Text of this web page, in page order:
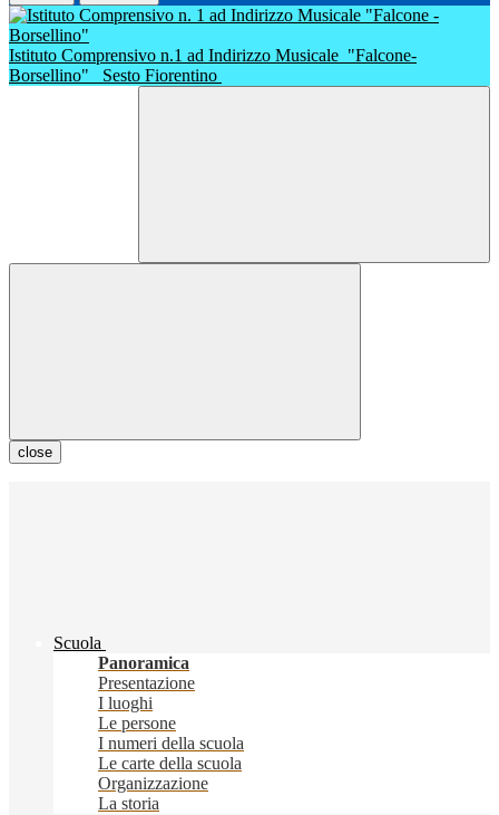
Istituto Comprensivo n.1 ad Indirizzo Musicale "Falcone-
Borsellino"
Sesto Fiorentino
close
Scuola
Panoramica
Presentazione
I luoghi
Le persone
I numeri della scuola
Le carte della scuola
Organizzazione
La storia